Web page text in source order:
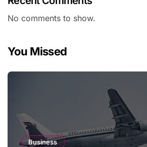
No comments to show.
You Missed
Business